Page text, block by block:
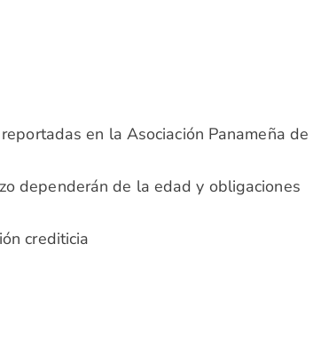
en la Asociación Panameña de
dependerán de la edad y obligaciones
crediticia